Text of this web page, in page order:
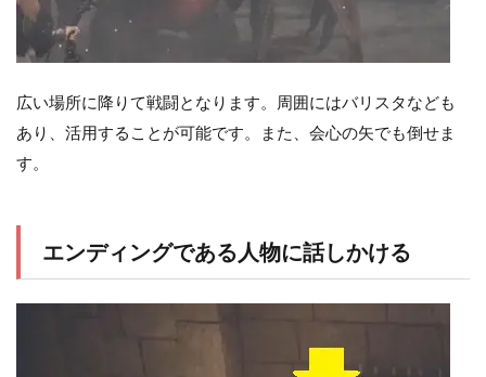
広い場所に降りて戦闘となります。周囲にはバリスタなども
あり、活用することが可能です。また、会心の矢でも倒せま
す。
エンディングである人物に話しかける